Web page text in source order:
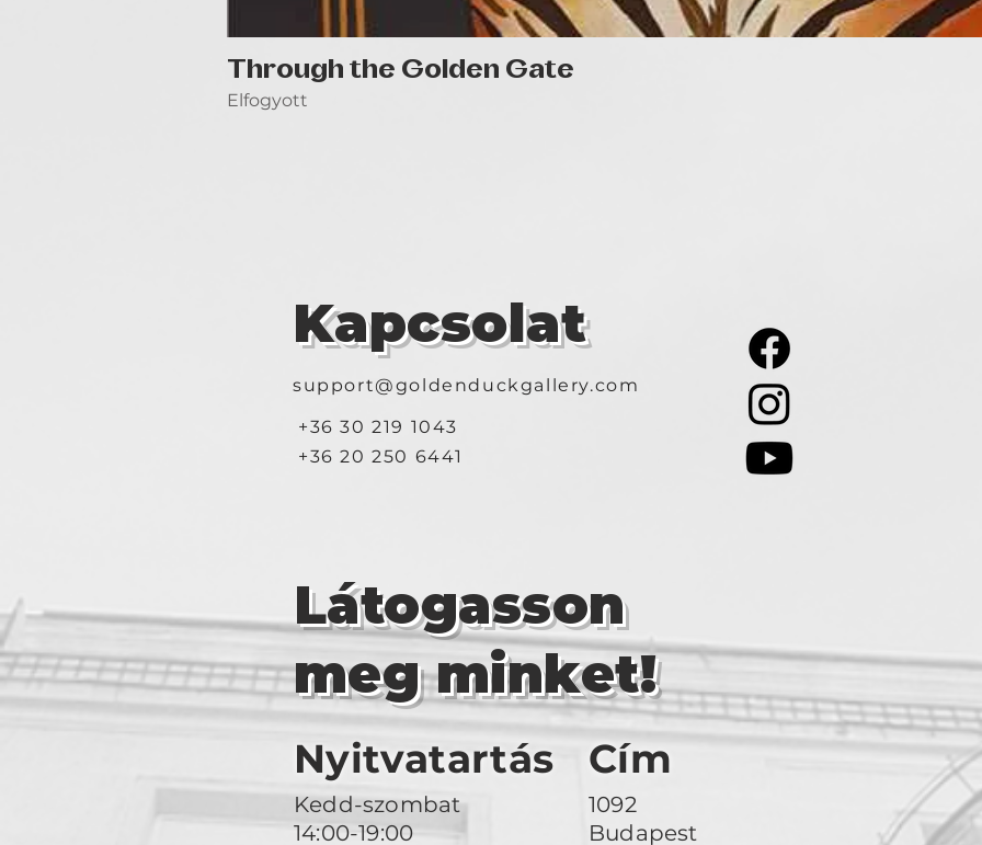
Through the Golden Gate
Elfogyott
Kapcsolat
support@goldenduckgallery.com
+36 30 219 1043
+36 20 250 6441
Látogasson
meg minket!
Nyitvatartás Cím
Kedd-szombat
14:00-19:00
1092
Budapest